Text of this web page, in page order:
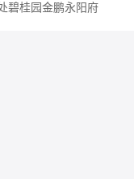
碧桂园金鹏永阳府